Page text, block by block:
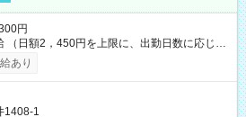
円
（日額2，450円を上限に、出勤日数に応じて
額の上限あり、手数料無料（Amazon負担）
あり
1408-1